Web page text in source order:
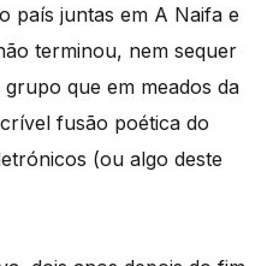
país juntas em A Naifa e
terminou, nem sequer
que em meados da
fusão poética do
(ou algo deste